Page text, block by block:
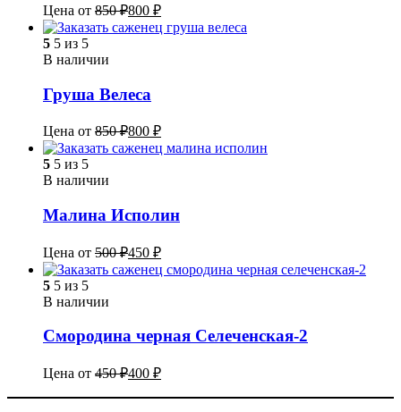
Цена от 850₽800 ₽
5 5 из 5
В наличии
Груша Велеса
Цена от 850₽800 ₽
5 5 из 5
В наличии
Малина Исполин
Цена от 500₽450 ₽
5 5 из 5
В наличии
Смородина черная Селеченская-2
Цена от 450₽400 ₽